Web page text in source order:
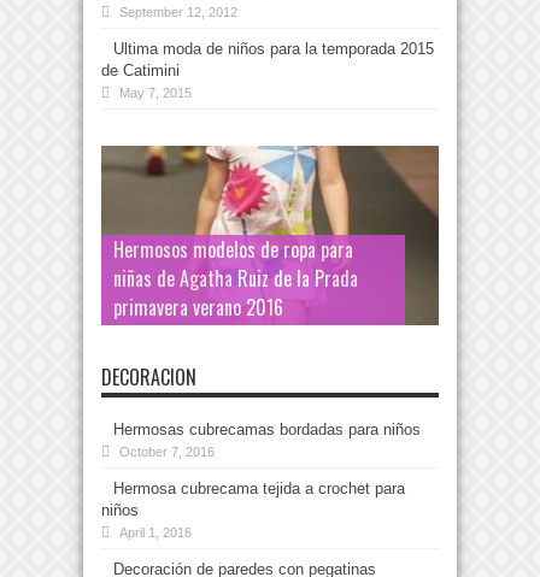
September 12, 2012
Ultima moda de niños para la temporada 2015
de Catimini
May 7, 2015
Hermosos modelos de ropa para
niñas de Agatha Ruiz de la Prada
primavera verano 2016
DECORACION
Hermosas cubrecamas bordadas para niños
October 7, 2016
Hermosa cubrecama tejida a crochet para
niños
April 1, 2016
Decoración de paredes con pegatinas